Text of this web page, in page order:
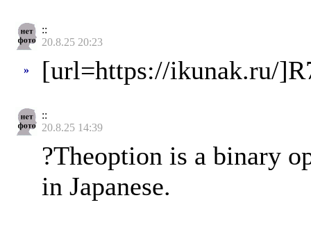
::
20.8.25 20:23
» [url=https://ikunak.ru/
::
20.8.25 14:39
?Theoption is a binary
in Japanese.